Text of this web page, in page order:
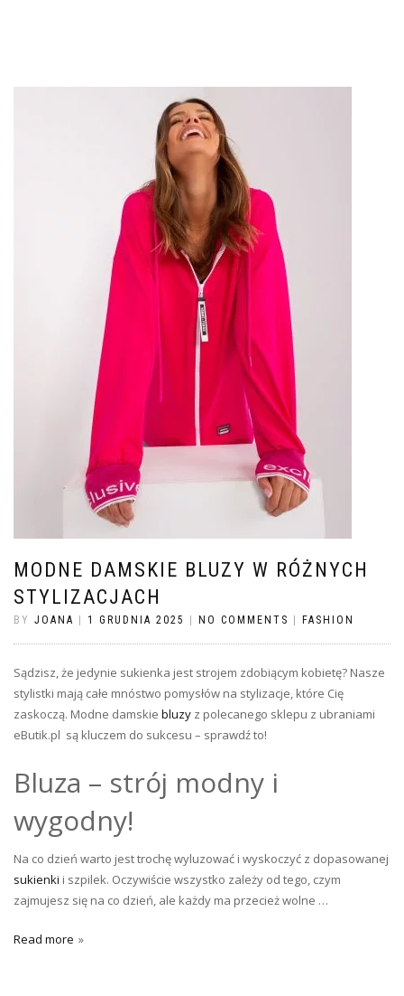
MODNE DAMSKIE BLUZY W RÓŻNYCH
STYLIZACJACH
BY JOANA 1 GRUDNIA 2025 NO COMMENTS FASHION
Sądzisz, że jedynie sukienka jest strojem zdobiącym kobietę? Nasze
stylistki mają całe mnóstwo pomysłów na stylizacje, które Cię
zaskoczą. Modne damskie bluzy z polecanego sklepu z ubraniami
eButik.pl są kluczem do sukcesu – sprawdź to!
Bluza – strój modny i
wygodny!
Na co dzień warto jest trochę wyluzować i wyskoczyć z dopasowanej
sukienki i szpilek. Oczywiście wszystko zależy od tego, czym
zajmujesz się na co dzień, ale każdy ma przecież wolne …
Read more